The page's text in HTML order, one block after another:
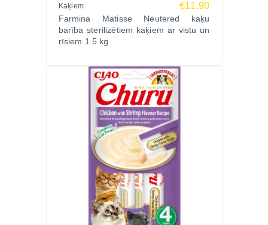
Kaķiem €11.90
Farmina Matisse Neutered kaķu
barība sterilizētiem kaķiem ar vistu un
rīsiem 1.5 kg